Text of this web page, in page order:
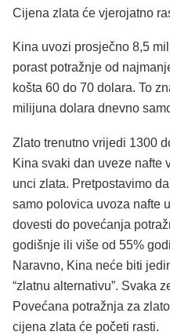
Cijena zlata će vjerojatno
Kina uvozi prosječno 8,5
porast potražnje od
košta 60 do 70 dolara. To
milijuna dolara dnevno
Zlato trenutno vrijedi 1300
Kina svaki dan uveze nafte
unci zlata. Pretpostavimo
samo polovica uvoza nafte
dovesti do povećanja
godišnje ili više od 55%
Naravno, Kina neće biti
“zlatnu alternativu”. Svaka
Povećana potražnja za
cijena zlata će početi rasti.